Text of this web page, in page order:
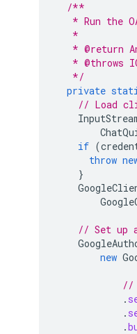
/**
* Run the
   *
* @return
* @throws
   */
private
// Load
if (
throw
}
// Set up
new
//
.
.
.